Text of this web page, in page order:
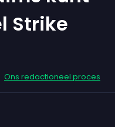
Strike
Ons redactioneel proces